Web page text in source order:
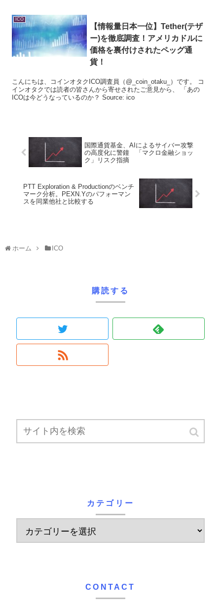
ICO
【情報量日本一位】Tether(テザ
ー)を徹底調査！アメリカドルに
価格を裏付けされたペッグ通
貨！
こんにちは、コインオタクICO調査員（@_coin_otaku_）です。 コ
インオタクでは読者の皆さんから寄せされたご意見から、 「あの
ICOは今どうなっているのか？ Source: ico
国際通貨基金、AIによるサイバー攻撃
の高度化に警鐘 「マクロ金融ショッ
ク」リスク指摘
PTT Exploration & Productionのベンチ
マーク分析。PEXN.Yのパフォーマン
スを同業他社と比較する
ホーム ICO
購読する
カテゴリー
CONTACT